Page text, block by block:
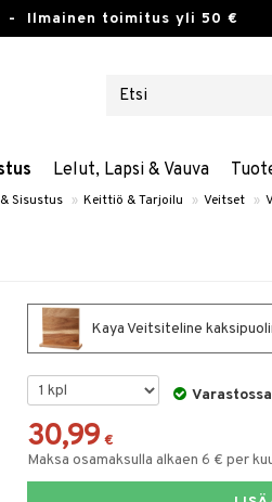
- Ilmainen toimitus yli 50 €
Lelut, Lapsi & Vauva
Sisustus » Keittiö & Tarjoilu » Veitset »
Kaya Veitsiteline
30,99 €
Maksa osamaksulla alkaen 6 € per